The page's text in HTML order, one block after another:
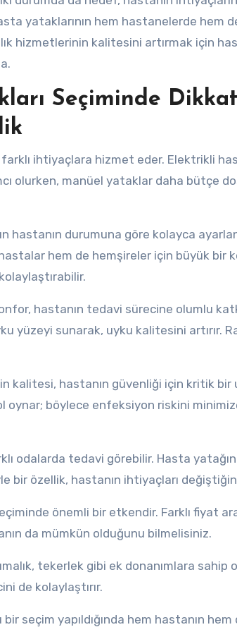
yataklarının hem hastanelerde hem
hizmetlerinin kalitesini artırmak için
Seçiminde
farklı ihtiyaçlara hizmet eder. Elektrikli
olurken, manüel yataklar daha bütçe
hastanın durumuna göre kolayca
hem de hemşireler için büyük bir
hastanın tedavi sürecine olumlu
yüzeyi sunarak, uyku kalitesini artırır.
kalitesi, hastanın güvenliği için kritik
oynar; böylece enfeksiyon riskini
odalarda tedavi görebilir. Hasta
bir özellik, hastanın ihtiyaçları
önemli bir etkendir. Farklı fiyat
da mümkün olduğunu bilmelisiniz.
tekerlek gibi ek donanımlara sahip
de kolaylaştırır.
seçim yapıldığında hem hastanın